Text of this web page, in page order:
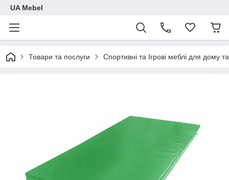
UA Mebel
Товари та послуги Спортивні та Ігрові меблі для дому